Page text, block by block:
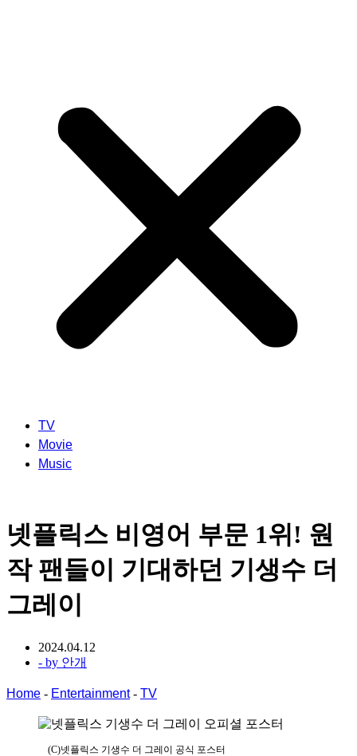
TV
Movie
Music
넷플릭스 비영어 부문 1위! 원
작 팬들이 기대하던 기생수 더
그레이
2024.04.12
- by 안개
Home - Entertainment- TV
(C)넷플릭스 기생수 더 그레이 공식 포스터